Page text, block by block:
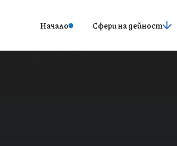
Начало Сфери на дейност